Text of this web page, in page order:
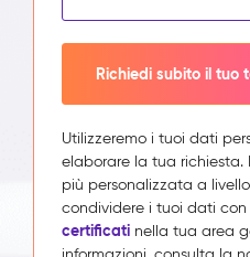
Richiedi subito il tuo
Utilizzeremo i tuoi dati
elaborare la tua richiesta.
più personalizzata a
condividere i tuoi dati con
certificati nella tua area